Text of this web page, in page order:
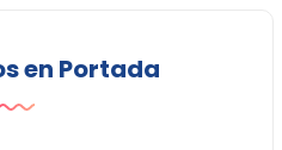
en Portada